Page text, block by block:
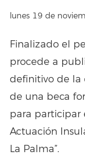
lunes 19 de
Finalizado el
procede a
definitivo de la
de una beca
para participar
Actuación
La Palma”.